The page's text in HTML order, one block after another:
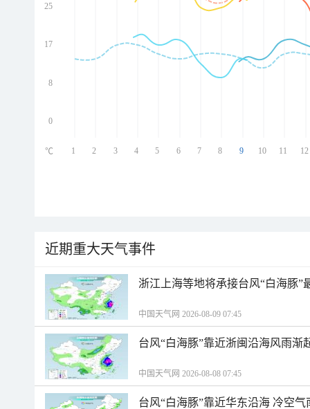
25
17
8
0
1 2 3 4 5 6 7 8 9 10 11 12
℃
近期重大天气事件
浙江上海等地将承接台风“白海豚”
中国天气网 2026-08-09 07:45
台风“白海豚”靠近浙闽沿海风雨渐
中国天气网 2026-08-08 07:45
台风“白海豚”靠近华东沿海 冷空